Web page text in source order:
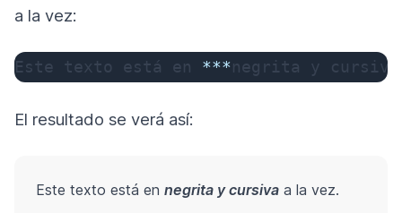
a la vez:
Este texto está en ***negrita y cursiva
El resultado se verá así:
Este texto está en negrita y cursiva a la vez.